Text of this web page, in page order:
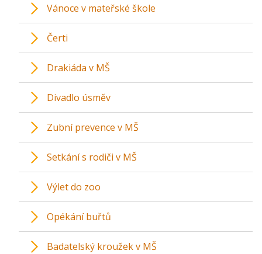
Vánoce v mateřské škole
Čerti
Drakiáda v MŠ
Divadlo úsměv
Zubní prevence v MŠ
Setkání s rodiči v MŠ
Výlet do zoo
Opékání buřtů
Badatelský kroužek v MŠ